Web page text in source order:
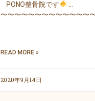
PONO整骨院です
〜〜〜〜〜〜〜〜〜〜〜〜〜
READ MORE »
2020年9月14日